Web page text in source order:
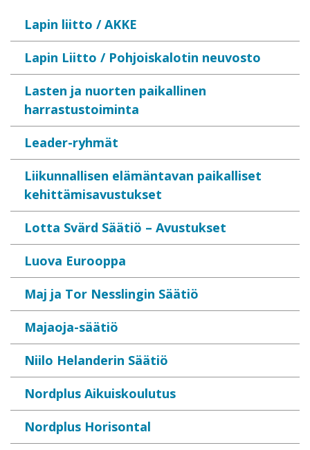
Lapin liitto / AKKE
Lapin Liitto / Pohjoiskalotin neuvosto
Lasten ja nuorten paikallinen
harrastustoiminta
Leader-ryhmät
Liikunnallisen elämäntavan paikalliset
kehittämisavustukset
Lotta Svärd Säätiö – Avustukset
Luova Eurooppa
Maj ja Tor Nesslingin Säätiö
Majaoja-säätiö
Niilo Helanderin Säätiö
Nordplus Aikuiskoulutus
Nordplus Horisontal